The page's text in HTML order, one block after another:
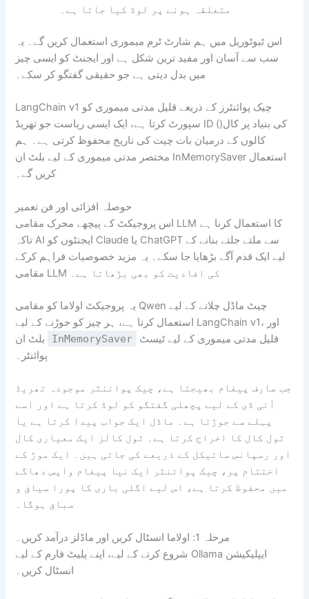
متعلقہ ہونے پر لوڈ کیا جاتا ہے۔
اس ٹیوٹوریل میں ہم شارٹ ٹرم میموری استعمال کریں گے۔ یہ
سب سے آسان اور مفید ترین شکل ہے اور ایجنٹ کو ایسی چیز
میں بدل دیتی ہے جو حقیقی گفتگو کر سکے۔
LangChain v1 چیک پوائنٹرز کے ذریعے قلیل مدتی میموری کو
سپورٹ کرتا ہے، ایک ایسی ریاست جو تھریڈ ID کی بنیاد پر کال()
کالوں کے درمیان بات چیت کی تاریخ محفوظ کرتی ہے۔ ہم
مختصر مدتی میموری کے لیے بلٹ ان InMemorySaver استعمال
کریں گے۔
حوصلہ افزائی اور فن تعمیر
اس پروجیکٹ کے پیچھے محرک مقامی LLM کا استعمال کرنا ہے
تاکہ AI ایجنٹوں کو Claude یا ChatGPT سے ملتے جلتے بنانے کے
لیے ایک قدم آگے بڑھایا جا سکے۔ یہ مزید خصوصیات فراہم کرکے
مقامی LLM کی افادیت کو بھی بڑھاتا ہے۔
یہ پروجیکٹ اولاما کو مقامی Qwen چیٹ ماڈل چلانے کے لیے
استعمال کرتا ہے، ہر چیز کو جوڑنے کے لیے LangChain v1، اور
InMemorySaver
پوائنٹر۔
جب صارف پیغام بھیجتا ہے، چیک پوائنٹر موجودہ تھریڈ
آئی ڈی کے لیے پچھلی گفتگو کو لوڈ کرتا ہے اور اسے
پہلے سے جوڑتا ہے۔ ماڈل ایک جواب پیدا کرتا ہے یا
ٹول کال کا اخراج کرتا ہے۔ ٹول کالز ایک معیاری کال
اور رسپانس سائیکل کے ذریعے کی جاتی ہیں۔ ایک موڑ کے
اختتام پر، چیک پوائنٹر ایک نیا پیغام واپس دھاگے
میں محفوظ کرتا ہے، اس لیے اگلی باری کا پورا سیاق و
سباق ہوگا۔
مرحلہ 1: اولاما انسٹال کریں اور ماڈلز درآمد کریں۔
شروع کرنے کے لیے، اپنے پلیٹ فارم کے لیے Ollama ایپلیکیشن
انسٹال کریں۔